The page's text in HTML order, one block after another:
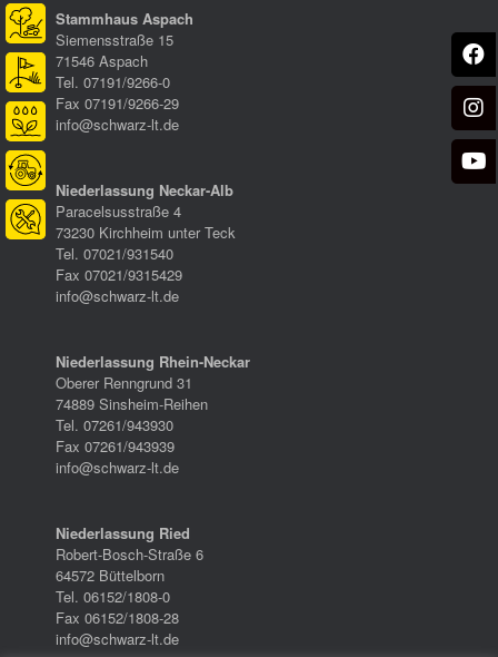
Stammhaus Aspach
Siemensstraße 15
71546 Aspach
Tel. 07191/9266-0
Fax 07191/9266-29
info@schwarz-lt.de
Niederlassung Neckar-Alb
Paracelsusstraße 4
73230 Kirchheim unter Teck
Tel. 07021/931540
Fax 07021/9315429
info@schwarz-lt.de
Niederlassung Rhein-Neckar
Oberer Renngrund 31
74889 Sinsheim-Reihen
Tel. 07261/943930
Fax 07261/943939
info@schwarz-lt.de
Niederlassung Ried
Robert-Bosch-Straße 6
64572 Büttelborn
Tel. 06152/1808-0
Fax 06152/1808-28
info@schwarz-lt.de